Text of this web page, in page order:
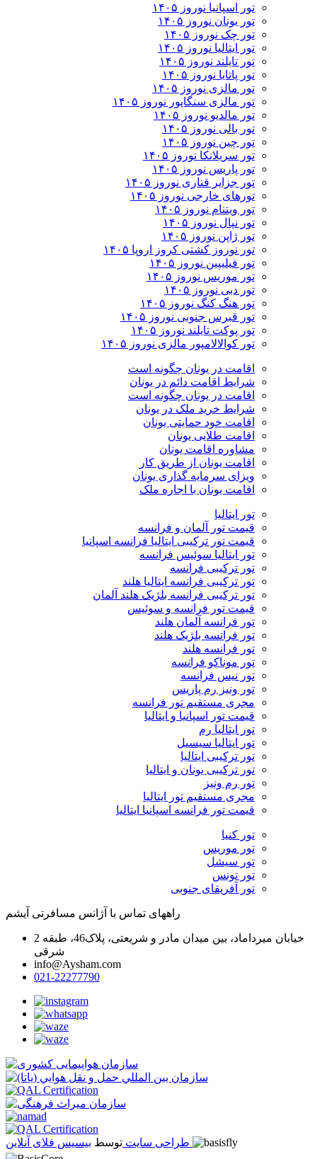
تور اسپانیا نوروز ۱۴۰۵
تور یونان نوروز ۱۴۰۵
تور چک نوروز ۱۴۰۵
تور ایتالیا نوروز ۱۴۰۵
تور تایلند نوروز ۱۴۰۵
تور پاتایا نوروز ۱۴۰۵
تور مالزی نوروز ۱۴۰۵
تور مالزی سنگاپور نوروز ۱۴۰۵
تور مالدیو نوروز ۱۴۰۵
تور بالی نوروز ۱۴۰۵
تور چين نوروز ۱۴۰۵
تور سریلانکا نوروز ۱۴۰۵
تور پاریس نوروز ۱۴۰۵
تور جزایر قناری نوروز ۱۴۰۵
تورهای خارجی نوروز ۱۴۰۵
تور ویتنام نوروز ۱۴۰۵
تور نپال نوروز ۱۴۰۵
تور ژاپن نوروز ۱۴۰۵
تور نوروز کشتی کروز اروپا ۱۴۰۵
تور فیلیپین نوروز ۱۴۰۵
تور موریس نوروز ۱۴۰۵
تور دبی نوروز ۱۴۰۵
تور هنگ کنگ نوروز ۱۴۰۵
تور قبرس جنوبی نوروز ۱۴۰۵
تور پوکت تایلند نوروز ۱۴۰۵
تور کوالالامپور مالزی نوروز ۱۴۰۵
اقامت در یونان چگونه است
شرایط اقامت دائم در یونان
اقامت در یونان چگونه است
شرایط خرید ملک در یونان
اقامت خود حمایتی یونان
اقامت طلایی یونان
مشاوره اقامت یونان
اقامت یونان از طریق کار
ویزای سرمایه گذاری یونان
اقامت یونان با اجاره ملک
تور ایتالیا
قیمت تور آلمان و فرانسه
قیمت تور ترکیبی ایتالیا فرانسه اسپانیا
تور ایتالیا سوئیس فرانسه
تور ترکیبی فرانسه
تور ترکیبی فرانسه ایتالیا هلند
تور ترکیبی فرانسه بلژیک هلند آلمان
قیمت تور فرانسه و سوئیس
تور فرانسه آلمان هلند
تور فرانسه بلژیک هلند
تور فرانسه هلند
تور موناکو فرانسه
تور نیس فرانسه
تور ونیز رم پاریس
مجری مستقیم تور فرانسه
قیمت تور اسپانیا و ایتالیا
تور ایتالیا رم
تور ایتالیا سیسیل
تور ترکیبی ایتالیا
تور ترکیبی یونان و ایتالیا
تور رم ونیز
مجری مستقیم تور ایتالیا
قیمت تور فرانسه اسپانیا ایتالیا
تور کنیا
تور موریس
تور سیشل
تور تونس
تور آفریقای جنوبی
راههای تماس با آژانس مسافرتی آیشم
خیابان میرداماد، بین میدان مادر و شریعتی، پلاک46، طبقه 2
شرقی
info@Aysham.com
021-22277790
طراحی سایت توسط